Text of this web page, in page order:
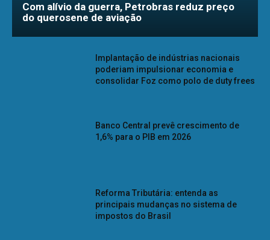
Com alívio da guerra, Petrobras reduz preço
do querosene de aviação
Implantação de indústrias nacionais
poderiam impulsionar economia e
consolidar Foz como polo de duty frees
Banco Central prevê crescimento de
1,6% para o PIB em 2026
Reforma Tributária: entenda as
principais mudanças no sistema de
impostos do Brasil